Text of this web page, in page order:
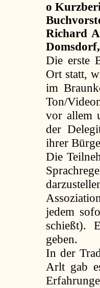
o
Richard
Die erste
Ort statt,
im
Ton/
vor allem
der
ihrer
Die
jedem
schießt).
geben.
In der
Arlt gab